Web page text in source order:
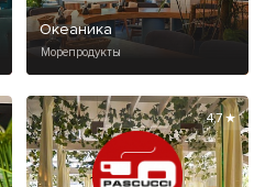
Океаника
Морепродукты
4,7 ★